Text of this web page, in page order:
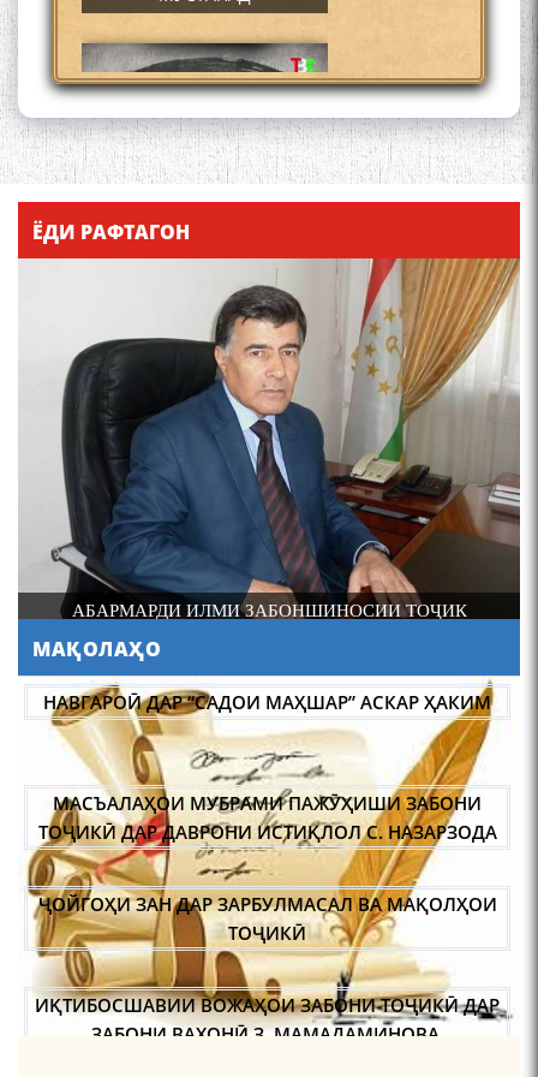
Қадамҷо - Лоҳутӣ
4-уми декабр- зодрӯзи
шоири абадзинда Абулқосим
Лоҳутӣ
АБУЛҚОСИМ ЛОҲУТӢ /
ABULQOSIM LOHUTY/
Что знают в Ташкенте о
Мирзо Турсунзаде, чьим
именем назвали станцию
метро?
ЁДИ РАФТАГОН
АБАРМАРДИ ИЛМИ ЗАБОНШИНОСИИ ТОҶИК
МАҚОЛАҲО
НАВГАРОӢ ДАР “САДОИ МАҲШАР” АСКАР ҲАКИМ
МАСЪАЛАҲОИ МУБРАМИ ПАЖӮҲИШИ ЗАБОНИ
ТОҶИКӢ ДАР ДАВРОНИ ИСТИҚЛОЛ С. НАЗАРЗОДА
ҶОЙГОҲИ ЗАН ДАР ЗАРБУЛМАСАЛ ВА МАҚОЛҲОИ
ТОҶИКӢ
ИҚТИБОСШАВИИ ВОЖАҲОИ ЗАБОНИ ТОҶИКӢ ДАР
ЗАБОНИ ВАХОНӢ З. МАМАДАМИНОВА.